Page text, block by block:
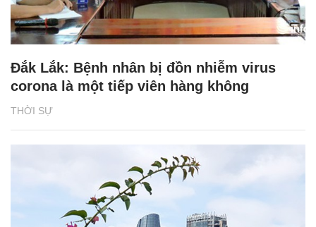
THỜI SỰ
Đắk Lắk: Bệnh nhân bị đồn nhiễm virus
corona là một tiếp viên hàng không